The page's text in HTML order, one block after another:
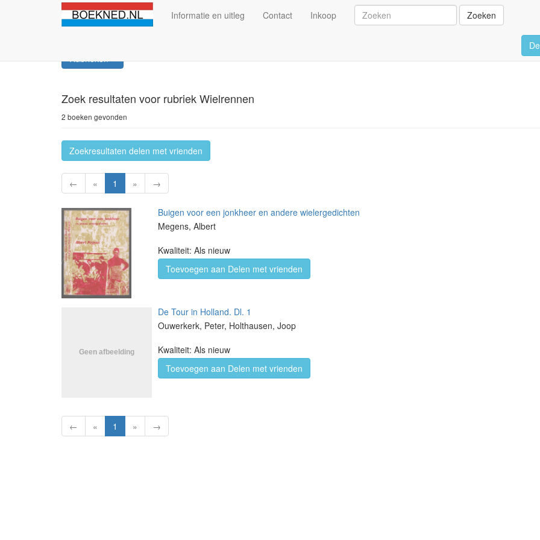
Informatie en uitleg Contact Inkoop Zoeken
Rubrieken
Zoek resultaten voor rubriek Wielrennen
2 boeken gevonden
Zoekresultaten delen met vrienden
← « 1 » →
Buigen voor een jonkheer en andere wielergedichten
Megens, Albert
Kwaliteit: Als nieuw
Toevoegen aan Delen met vrienden
De Tour in Holland. Dl. 1
Ouwerkerk, Peter, Holthausen, Joop
Kwaliteit: Als nieuw
Toevoegen aan Delen met vrienden
← « 1 » →